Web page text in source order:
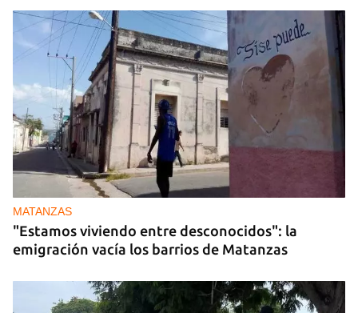
MATANZAS
"Estamos viviendo entre desconocidos": la
emigración vacía los barrios de Matanzas